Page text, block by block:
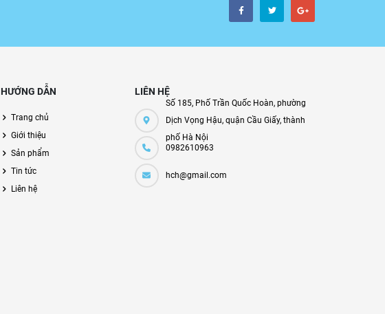
HƯỚNG DẪN
Trang chủ
Giới thiệu
Sản phẩm
Tin tức
Liên hệ
LIÊN HỆ
Số 185, Phố Trần Quốc Hoàn, phường
Dịch Vọng Hậu, quận Cầu Giấy, thành
phố Hà Nội
0982610963
hch@gmail.com